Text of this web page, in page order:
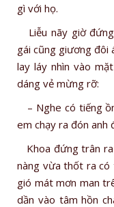
gì với họ.
Liễu nãy giờ
gái cũng giương đôi
lay láy nhìn vào
dáng vẻ mừng rỡ:
– Nghe có tiếng
em chạy ra đón anh
Khoa đứng trân ra
nàng vừa thốt ra
gió mát mơn man
dần vào tâm hồn